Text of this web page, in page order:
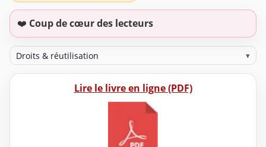
❤️ Coup de cœur des lecteurs
Droits & réutilisation ▾
Lire le livre en ligne (PDF)